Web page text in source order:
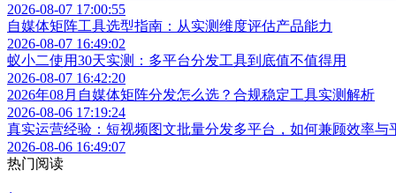
2026-08-07 17:00:55
自媒体矩阵工具选型指南：从实测维度评估产品能力
2026-08-07 16:49:02
蚁小二使用30天实测：多平台分发工具到底值不值得用
2026-08-07 16:42:20
2026年08月自媒体矩阵分发怎么选？合规稳定工具实测解析
2026-08-06 17:19:24
真实运营经验：短视频图文批量分发多平台，如何兼顾效率与
2026-08-06 16:49:07
热门阅读